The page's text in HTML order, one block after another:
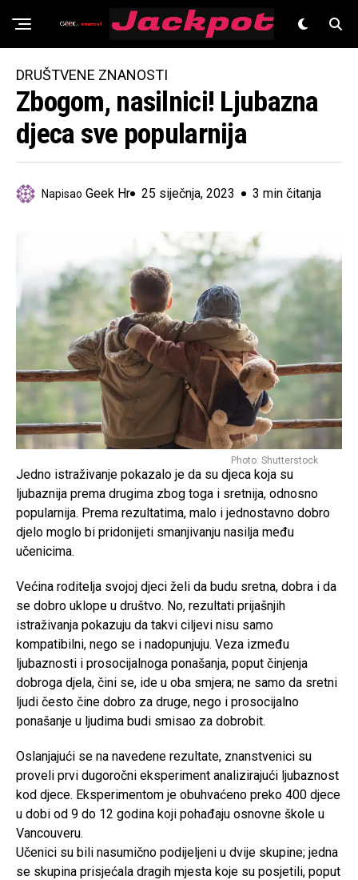
Znanost
DRUŠTVENE ZNANOSTI
Zbogom, nasilnici! Ljubazna
djeca sve popularnija
Napisao Geek Hr 25 siječnja, 2023 3 min čitanja
Photo: Shutterstock
Jedno istraživanje pokazalo je da su djeca koja su
ljubaznija prema drugima zbog toga i sretnija, odnosno
popularnija. Prema rezultatima, malo i jednostavno dobro
djelo moglo bi pridonijeti smanjivanju nasilja među
učenicima.
Većina roditelja svojoj djeci želi da budu sretna, dobra i da
se dobro uklope u društvo. No, rezultati prijašnjih
istraživanja pokazuju da takvi ciljevi nisu samo
kompatibilni, nego se i nadopunjuju. Veza između
ljubaznosti i prosocijalnoga ponašanja, poput činjenja
dobroga djela, čini se, ide u oba smjera; ne samo da sretni
ljudi često čine dobro za druge, nego i prosocijalno
ponašanje u ljudima budi smisao za dobrobit.
Oslanjajući se na navedene rezultate, znanstvenici su
proveli prvi dugoročni eksperiment analizirajući ljubaznost
kod djece. Eksperimentom je obuhvaćeno preko 400 djece
u dobi od 9 do 12 godina koji pohađaju osnovne škole u
Vancouveru.
Učenici su bili nasumično podijeljeni u dvije skupine; jedna
se skupina prisjećala dragih mjesta koje su posjetili, poput